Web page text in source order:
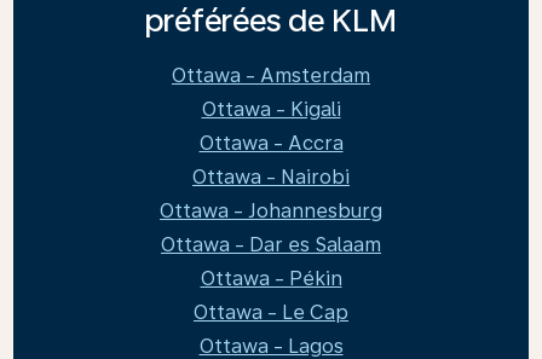
préférées de KLM
Ottawa - Amsterdam
Ottawa - Kigali
Ottawa - Accra
Ottawa - Nairobi
Ottawa - Johannesburg
Ottawa - Dar es Salaam
Ottawa - Pékin
Ottawa - Le Cap
Ottawa - Lagos